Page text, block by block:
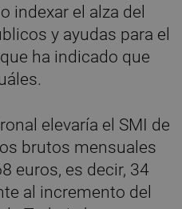
indexar el alza del
y ayudas para el
ha indicado que
elevaría el SMI de
brutos mensuales
euros, es decir, 34
al incremento del